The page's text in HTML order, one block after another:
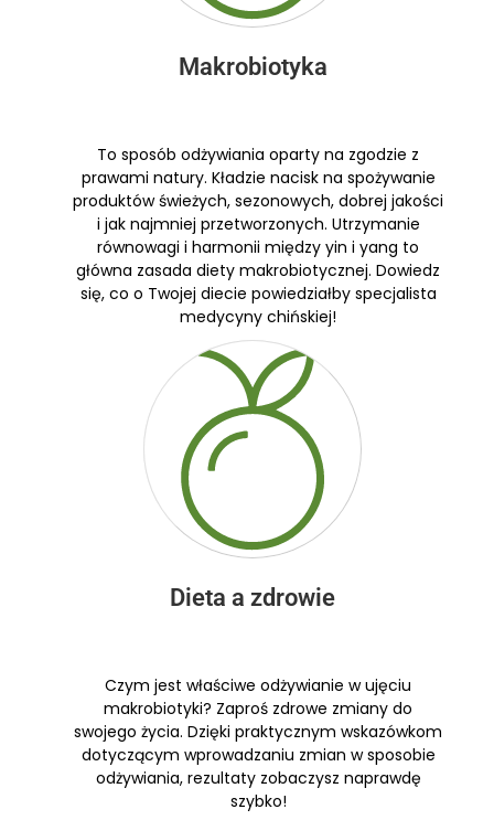
Makrobiotyka
To sposób odżywiania oparty na zgodzie z
prawami natury. Kładzie nacisk na spożywanie
produktów świeżych, sezonowych, dobrej jakości
i jak najmniej przetworzonych. Utrzymanie
równowagi i harmonii między yin i yang to
główna zasada diety makrobiotycznej. Dowiedz
się, co o Twojej diecie powiedziałby specjalista
medycyny chińskiej!
Dieta a zdrowie
Czym jest właściwe odżywianie w ujęciu
makrobiotyki? Zaproś zdrowe zmiany do
swojego życia. Dzięki praktycznym wskazówkom
dotyczącym wprowadzaniu zmian w sposobie
odżywiania, rezultaty zobaczysz naprawdę
szybko!